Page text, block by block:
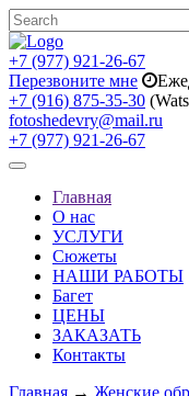
+7 (977) 921-26-67
Перезвоните мне
+7 (916) 875-35-30
fotoshedevry@mail.ru
+7 (977) 921-26-67
Toggle
navigationГлавная
О нас
УСЛУГИ
Сюжеты
НАШИ РАБОТЫ
Багет
ЦЕНЫ
ЗАКАЗАТЬ
Контакты
Главная → Женские